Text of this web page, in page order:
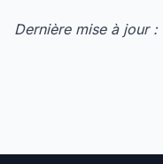
Dernière mise à jour